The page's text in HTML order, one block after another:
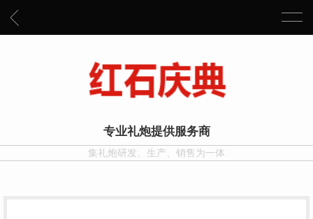
专业礼炮提供服务商
集礼炮研发、生产、销售为一体